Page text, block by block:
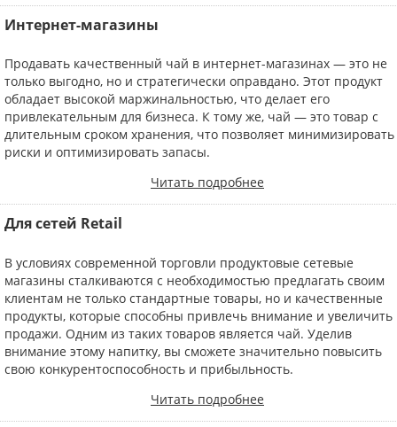
Интернет-магазины
Продавать качественный чай в интернет-магазинах — это не
только выгодно, но и стратегически оправдано. Этот продукт
обладает высокой маржинальностью, что делает его
привлекательным для бизнеса. К тому же, чай — это товар с
длительным сроком хранения, что позволяет минимизировать
риски и оптимизировать запасы.
Читать подробнее
Для сетей Retail
В условиях современной торговли продуктовые сетевые
магазины сталкиваются с необходимостью предлагать своим
клиентам не только стандартные товары, но и качественные
продукты, которые способны привлечь внимание и увеличить
продажи. Одним из таких товаров является чай. Уделив
внимание этому напитку, вы сможете значительно повысить
свою конкурентоспособность и прибыльность.
Читать подробнее